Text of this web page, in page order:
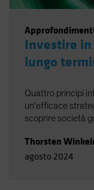
Investire in
lungo
Quattro principi
un'efficace
scoprire società
Thorsten
agosto 2024